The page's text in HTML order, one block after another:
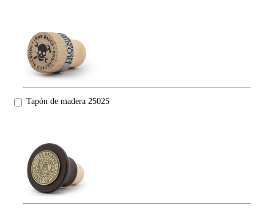
Tapón de madera 25025